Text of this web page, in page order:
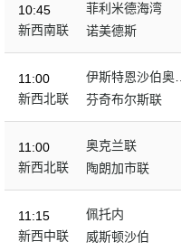
10:45
新西南联
菲利米德海湾
诺美德斯
11:00
新西北联
伊斯特恩沙伯奥克
兰
芬奇布尔斯联
11:00
新西北联
奥克兰联
陶朗加市联
11:15
新西中联
佩托内
威斯顿沙伯